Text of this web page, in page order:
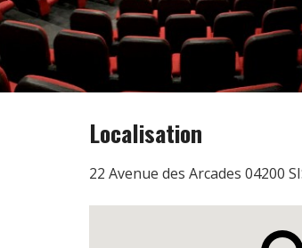
Localisation
22 Avenue des Arcades 04200